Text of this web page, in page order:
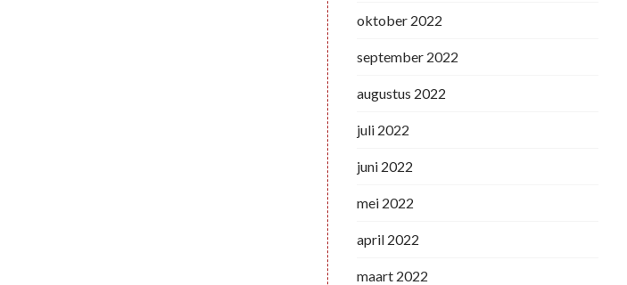
oktober 2022
september 2022
augustus 2022
juli 2022
juni 2022
mei 2022
april 2022
maart 2022